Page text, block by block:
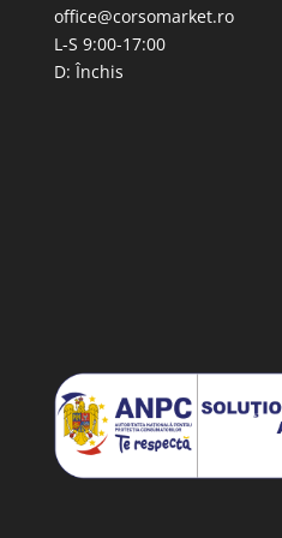
office@corsomarket.ro
L-S 9:00-17:00
D: Închis